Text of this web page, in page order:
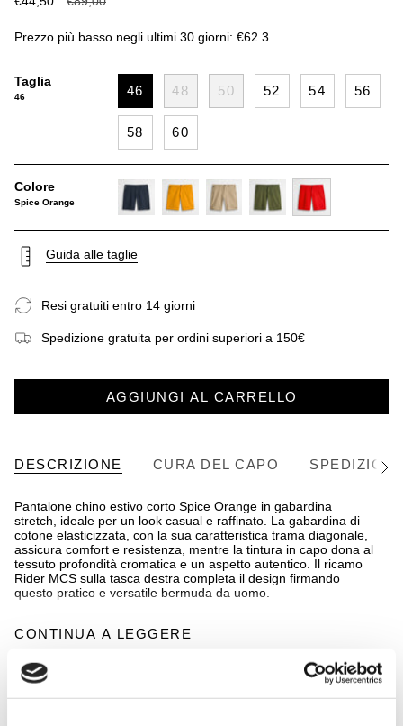
Prezzo più basso negli ultimi 30 giorni: €62.3
Taglia
46 46 48 50 52 54 56
58 60
Colore
Spice Orange
Guida alle taglie
Resi gratuiti entro 14 giorni
Spedizione gratuita per ordini superiori a 150€
AGGIUNGI AL CARRELLO
DESCRIZIONE CURA DEL CAPO
Vedi
Pantalone chino estivo corto Spice Orange in gabardina
stretch, ideale per un look casual e raffinato. La gabardina di
cotone elasticizzata, con la sua caratteristica trama diagonale,
assicura comfort e resistenza, mentre la tintura in capo dona al
tessuto profondità cromatica e un aspetto autentico. Il ricamo
Rider MCS sulla tasca destra completa il design firmando
questo pratico e versatile bermuda da uomo.
Dettagli
- tessuto gabardina stretch tinto in capo
- vestibilità regular fit
- chiusura con zip e bottone
CONTINUA A LEGGERE
Completa il look: